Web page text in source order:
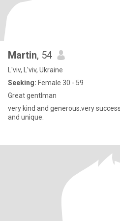
Martin, 54
L'viv, L'viv, Ukraine
Seeking: Female 30 - 59
Great gentlman
very kind and generous.very
and unique.